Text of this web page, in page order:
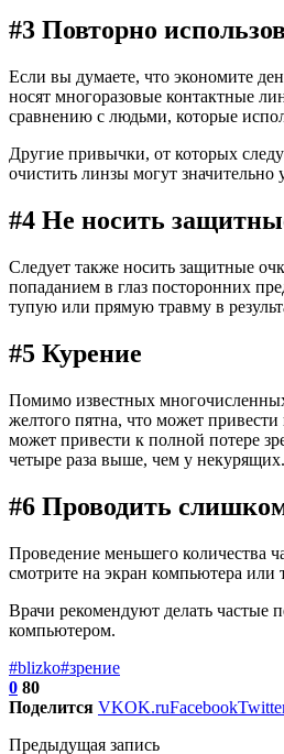
#3 Повторно
Если вы думаете, что экономите
носят многоразовые контактные
сравнению с людьми, которые
Другие привычки, от которых
очистить линзы могут
#4 Не носить
Следует также носить защитные
попаданием в глаз посторонних
тупую или прямую травму в
#5 Курение
Помимо известных
желтого пятна, что может привести
может привести к полной потере
четыре раза выше, чем у
#6 Проводить
Проведение меньшего количества
смотрите на экран компьютера или
Врачи рекомендуют делать частые
компьютером.
#blizko#зрение
0 80
Поделится VKOK.ruFacebook
Предыдущая запись